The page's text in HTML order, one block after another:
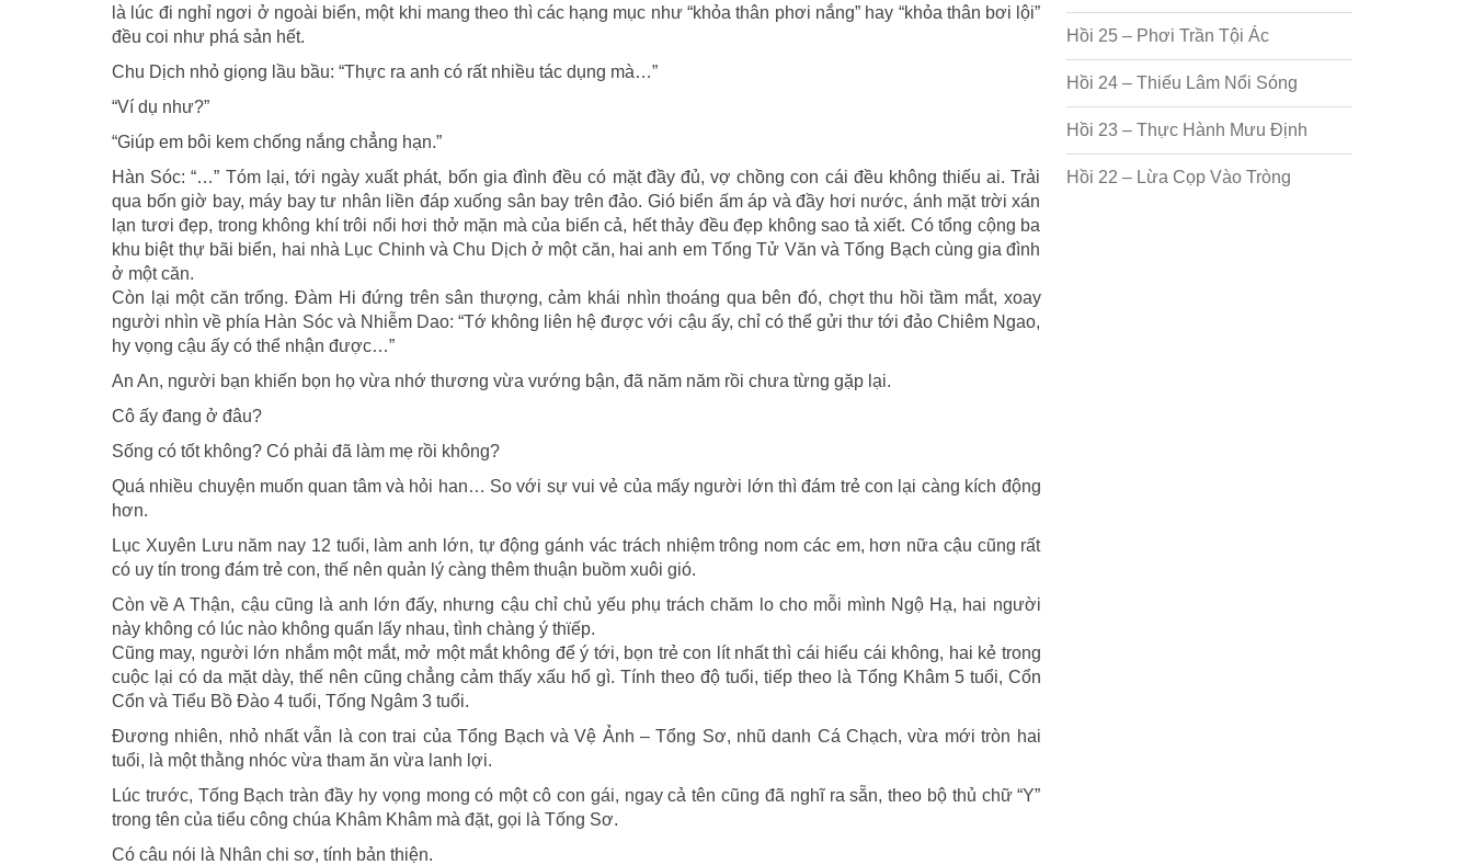
là lúc đi nghỉ ngơi ở ngoài biển, một khi mang theo thì các hạng mục như “khỏa thân phơi nắng” hay “khỏa thân bơi lội”
đều coi như phá sản hết.
Chu Dịch nhỏ giọng lầu bầu: “Thực ra anh có rất nhiều tác dụng mà…”
“Ví dụ như?”
“Giúp em bôi kem chống nắng chẳng hạn.”
Hàn Sóc: “…” Tóm lại, tới ngày xuất phát, bốn gia đình đều có mặt đầy đủ, vợ chồng con cái đều không thiếu ai. Trải
qua bốn giờ bay, máy bay tư nhân liền đáp xuống sân bay trên đảo. Gió biển ấm áp và đầy hơi nước, ánh mặt trời xán
lạn tươi đẹp, trong không khí trôi nổi hơi thở mặn mà của biển cả, hết thảy đều đẹp không sao tả xiết. Có tổng cộng ba
khu biệt thự bãi biển, hai nhà Lục Chinh và Chu Dịch ở một căn, hai anh em Tống Tử Văn và Tống Bạch cùng gia đình
ở một căn.
Còn lại một căn trống. Đàm Hi đứng trên sân thượng, cảm khái nhìn thoáng qua bên đó, chợt thu hồi tầm mắt, xoay
người nhìn về phía Hàn Sóc và Nhiễm Dao: “Tớ không liên hệ được với cậu ấy, chỉ có thể gửi thư tới đảo Chiêm Ngao,
hy vọng cậu ấy có thể nhận được…”
An An, người bạn khiến bọn họ vừa nhớ thương vừa vướng bận, đã năm năm rồi chưa từng gặp lại.
Cô ấy đang ở đâu?
Sống có tốt không? Có phải đã làm mẹ rồi không?
Quá nhiều chuyện muốn quan tâm và hỏi han… So với sự vui vẻ của mấy người lớn thì đám trẻ con lại càng kích động
hơn.
Lục Xuyên Lưu năm nay 12 tuổi, làm anh lớn, tự động gánh vác trách nhiệm trông nom các em, hơn nữa cậu cũng rất
có uy tín trong đám trẻ con, thế nên quản lý càng thêm thuận buồm xuôi gió.
Còn về A Thận, cậu cũng là anh lớn đấy, nhưng cậu chỉ chủ yếu phụ trách chăm lo cho mỗi mình Ngộ Hạ, hai người
này không có lúc nào không quấn lấy nhau, tình chàng ý thϊếp.
Cũng may, người lớn nhắm một mắt, mở một mắt không để ý tới, bọn trẻ con lít nhất thì cái hiểu cái không, hai kẻ trong
cuộc lại có da mặt dày, thế nên cũng chẳng cảm thấy xấu hổ gì. Tính theo độ tuổi, tiếp theo là Tổng Khâm 5 tuổi, Cổn
Cổn và Tiểu Bồ Đào 4 tuổi, Tống Ngâm 3 tuổi.
Đương nhiên, nhỏ nhất vẫn là con trai của Tổng Bạch và Vệ Ảnh – Tổng Sơ, nhũ danh Cá Chạch, vừa mới tròn hai
tuổi, là một thằng nhóc vừa tham ăn vừa lanh lợi.
Lúc trước, Tống Bạch tràn đầy hy vọng mong có một cô con gái, ngay cả tên cũng đã nghĩ ra sẵn, theo bộ thủ chữ “Y”
trong tên của tiểu công chúa Khâm Khâm mà đặt, gọi là Tống Sơ.
Có câu nói là Nhân chi sơ, tính bản thiện.
Hồi 25 – Phơi Trần Tội Ác
Hồi 24 – Thiếu Lâm Nổi Sóng
Hồi 23 – Thực Hành Mưu Định
Hồi 22 – Lừa Cọp Vào Tròng